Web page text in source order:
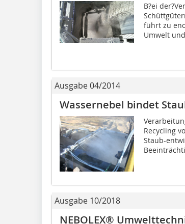
B?ei
führt zu
Umwelt
Ausgabe 04/2014
Wassernebel bindet
Recycling
Staub-
Ausgabe 10/2018
NEBOLEX®